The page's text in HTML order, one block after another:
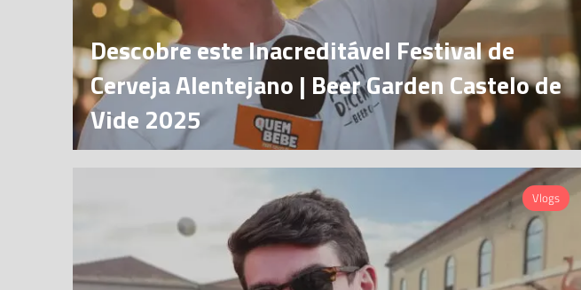
Descobre este Inacreditável Festival de
Cerveja Alentejano | Beer Garden Castelo de
Vide 2025
Vlogs